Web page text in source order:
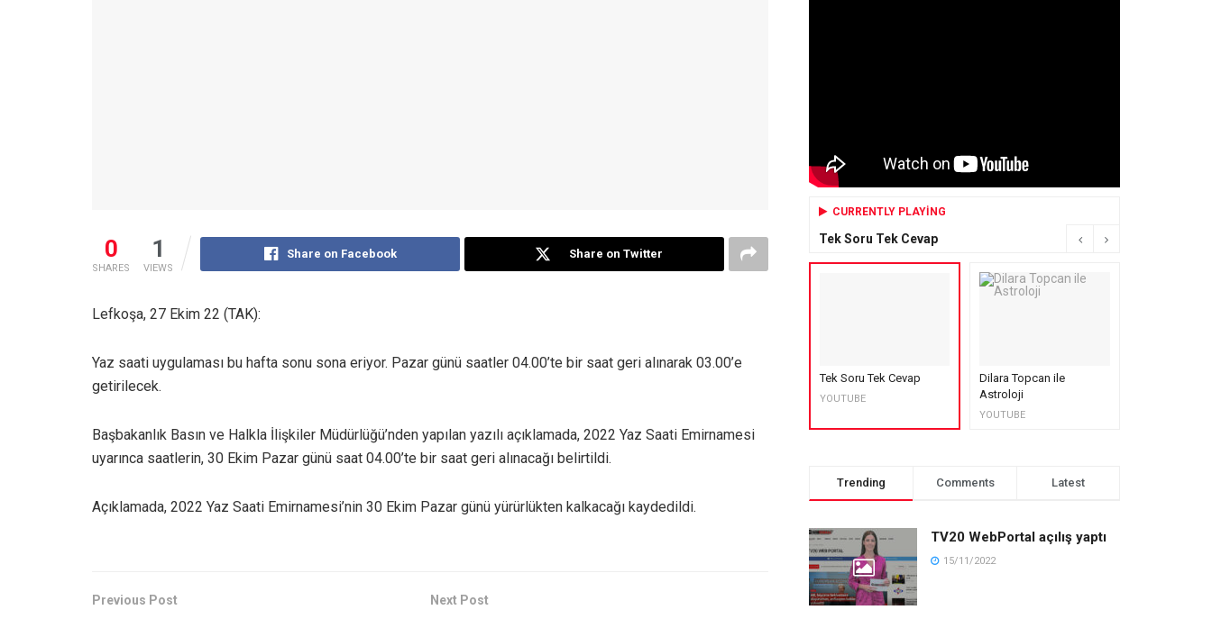
0
SHARES
1
VIEWS
Share on Facebook Share on Twitter
Lefkoşa, 27 Ekim 22 (TAK):
Yaz saati uygulaması bu hafta sonu sona eriyor. Pazar günü saatler 04.00’te bir saat geri alınarak 03.00’e
getirilecek.
Başbakanlık Basın ve Halkla İlişkiler Müdürlüğü’nden yapılan yazılı açıklamada, 2022 Yaz Saati Emirnamesi
uyarınca saatlerin, 30 Ekim Pazar günü saat 04.00’te bir saat geri alınacağı belirtildi.
Açıklamada, 2022 Yaz Saati Emirnamesi’nin 30 Ekim Pazar günü yürürlükten kalkacağı kaydedildi.
Previous Post Next Post
CURRENTLY PLAYING
Tek Soru Tek Cevap
Tek Soru Tek Cevap
YOUTUBE
Dilara Topcan ile
Astroloji
YOUTUBE
Trending Comments Latest
TV20 WebPortal açılış yaptı
15/11/2022